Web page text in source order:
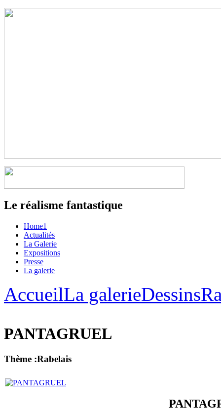
Le réalisme fantastique
Home1
Actualités
La Galerie
Expositions
Presse
La galerie
AccueilLa galerieDessins
PANTAGRUEL
Thème :Rabelais